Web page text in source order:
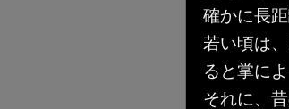
確かに長
若い頃は
ると掌に
それに、